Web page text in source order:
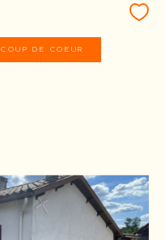
COUP DE COEUR